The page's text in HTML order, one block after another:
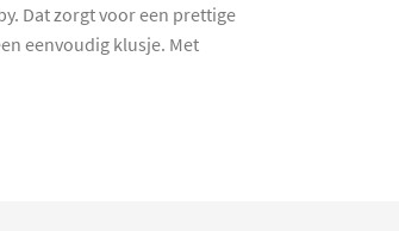
Dat zorgt voor een prettige
eenvoudig klusje. Met